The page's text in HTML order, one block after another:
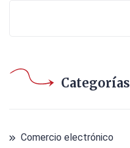
Categorías
Comercio electrónico